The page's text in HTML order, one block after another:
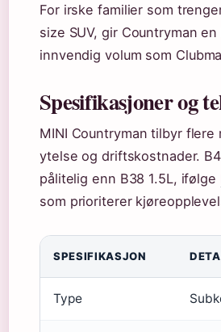
For irske familier som
size SUV, gir Countryman
innvendig volum som
Spesifikasjoner og
MINI Countryman tilbyr
ytelse og driftskostnader.
pålitelig enn B38 1.5L, ifølge
som prioriterer
SPESIFIKASJON
Type